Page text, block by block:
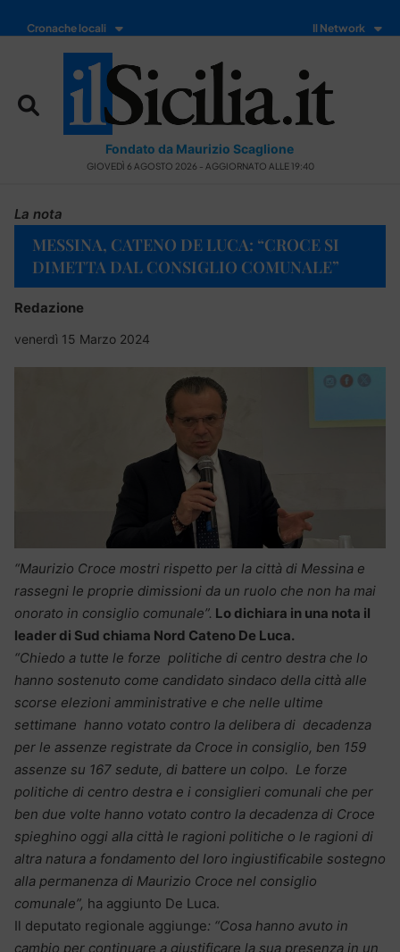
Cronache locali Il Network
Fondato da Maurizio Scaglione
GIOVEDÌ 6 AGOSTO 2026 - AGGIORNATO ALLE 19:40
La nota
MESSINA, CATENO DE LUCA: “CROCE SI
DIMETTA DAL CONSIGLIO COMUNALE”
Redazione
venerdì 15 Marzo 2024
“Maurizio Croce mostri rispetto per la città di Messina e
rassegni le proprie dimissioni da un ruolo che non ha mai
onorato in consiglio comunale”. Lo dichiara in una nota il
leader di Sud chiama Nord Cateno De Luca.
“Chiedo a tutte le forze politiche di centro destra che lo
hanno sostenuto come candidato sindaco della città alle
scorse elezioni amministrative e che nelle ultime
settimane hanno votato contro la delibera di decadenza
per le assenze registrate da Croce in consiglio, ben 159
assenze su 167 sedute, di battere un colpo. Le forze
politiche di centro destra e i consiglieri comunali che per
ben due volte hanno votato contro la decadenza di Croce
spieghino oggi alla città le ragioni politiche o le ragioni di
altra natura a fondamento del loro ingiustificabile sostegno
alla permanenza di Maurizio Croce nel consiglio
comunale”, ha aggiunto De Luca.
Il deputato regionale aggiunge: “Cosa hanno avuto in
cambio per continuare a giustificare la sua presenza in un